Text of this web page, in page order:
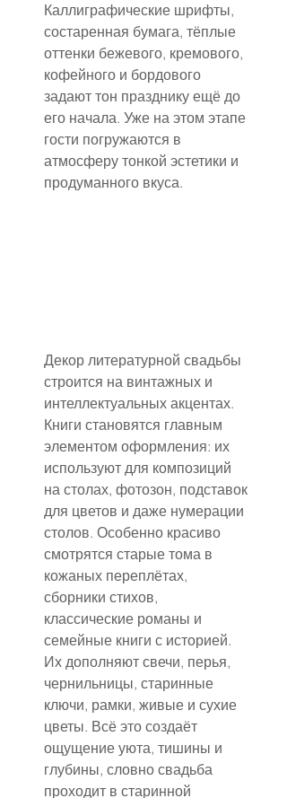
Каллиграфические шрифты,
состаренная бумага, тёплые
оттенки бежевого, кремового,
кофейного и бордового
задают тон празднику ещё до
его начала. Уже на этом этапе
гости погружаются в
атмосферу тонкой эстетики и
продуманного вкуса.
Декор литературной свадьбы
строится на винтажных и
интеллектуальных акцентах.
Книги становятся главным
элементом оформления: их
используют для композиций
на столах, фотозон, подставок
для цветов и даже нумерации
столов. Особенно красиво
смотрятся старые тома в
кожаных переплётах,
сборники стихов,
классические романы и
семейные книги с историей.
Их дополняют свечи, перья,
чернильницы, старинные
ключи, рамки, живые и сухие
цветы. Всё это создаёт
ощущение уюта, тишины и
глубины, словно свадьба
проходит в старинной